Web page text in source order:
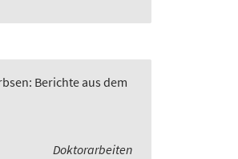
Berichte aus dem
Doktorarbeiten